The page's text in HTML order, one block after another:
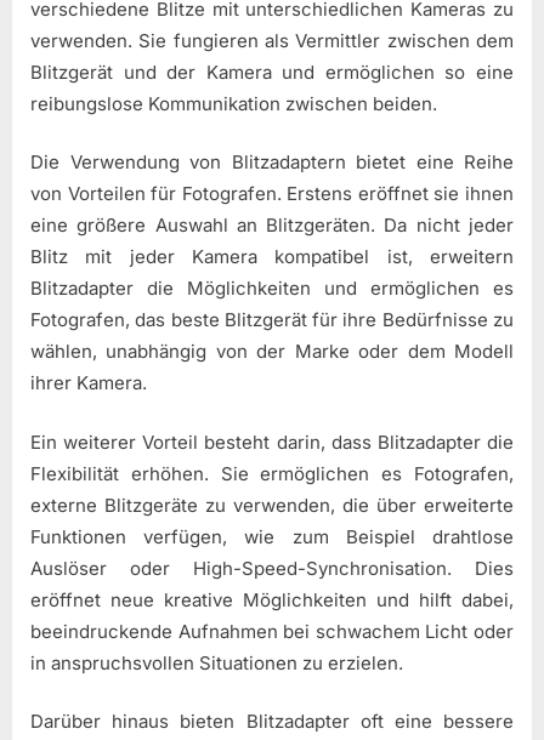
verschiedene Blitze mit unterschiedlichen Kameras zu
verwenden. Sie fungieren als Vermittler zwischen dem
Blitzgerät und der Kamera und ermöglichen so eine
reibungslose Kommunikation zwischen beiden.
Die Verwendung von Blitzadaptern bietet eine Reihe
von Vorteilen für Fotografen. Erstens eröffnet sie ihnen
eine größere Auswahl an Blitzgeräten. Da nicht jeder
Blitz mit jeder Kamera kompatibel ist, erweitern
Blitzadapter die Möglichkeiten und ermöglichen es
Fotografen, das beste Blitzgerät für ihre Bedürfnisse zu
wählen, unabhängig von der Marke oder dem Modell
ihrer Kamera.
Ein weiterer Vorteil besteht darin, dass Blitzadapter die
Flexibilität erhöhen. Sie ermöglichen es Fotografen,
externe Blitzgeräte zu verwenden, die über erweiterte
Funktionen verfügen, wie zum Beispiel drahtlose
Auslöser oder High-Speed-Synchronisation. Dies
eröffnet neue kreative Möglichkeiten und hilft dabei,
beeindruckende Aufnahmen bei schwachem Licht oder
in anspruchsvollen Situationen zu erzielen.
Darüber hinaus bieten Blitzadapter oft eine bessere